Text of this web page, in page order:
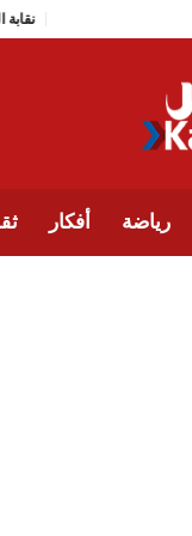
رياضة أفكار